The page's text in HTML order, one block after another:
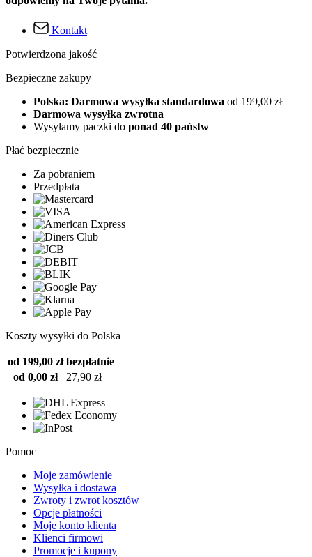
Kontakt
Potwierdzona jakość
Bezpieczne zakupy
Polska: Darmowa wysyłka standardowa od 199,00 zł
Darmowa wysyłka zwrotna
Wysyłamy paczki do ponad 40 państw
Płać bezpiecznie
Za pobraniem
Przedpłata
Koszty wysyłki do Polska
od 199,00 zł bezpłatnie
od 0,00 zł
27,90 zł
Pomoc
Moje zamówienie
Wysyłka i dostawa
Zwroty i zwrot kosztów
Opcje płatności
Moje konto klienta
Klienci firmowi
Promocje i kupony